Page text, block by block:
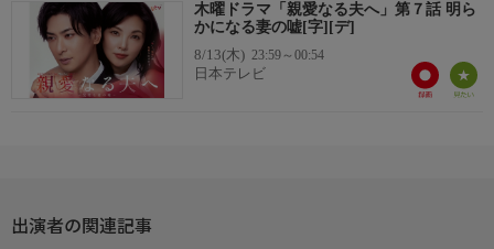
麻衣子（田中麗奈）を殺害した犯人をどうしても見つけたい優一
（古川雄大）は、記者の加藤（前田公輝）と接触。その際、加藤
は麻衣子と同じような口ぶりで話しており、2人の間には何らか
の関係があると感じた優一は、加藤を探ってほしいと泉（香音）
監督・演出
木曜ドラマ「親愛なる夫へ」第７話 明ら
かになる妻の嘘[字][デ]
8/13(木) 23:59～00:54
日本テレビ
出演者の関連記事